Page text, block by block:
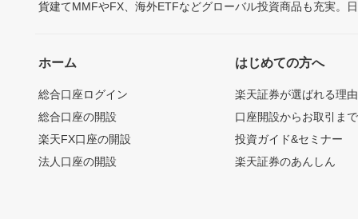
貨建てMMFやFX、海外ETFなどグローバル投資商品も充実。
ホーム
総合口座ログイン
総合口座の開設
楽天FX口座の開設
法人口座の開設
はじめての方へ
楽天証券が選ばれる理由
口座開設からお取引ま
投資ガイド&セミナー
楽天証券のあんしん